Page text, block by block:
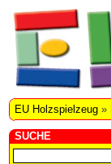
EU Holzspielzeug »
SUCHE